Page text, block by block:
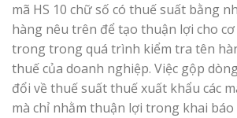
mã HS 10 chữ số có thuế suất bằng
hàng nêu trên để tạo thuận lợi cho
trong trong quá trình kiểm tra tên
thuế của doanh nghiệp. Việc gộp
đổi về thuế suất thuế xuất khẩu các
mà chỉ nhằm thuận lợi trong khai